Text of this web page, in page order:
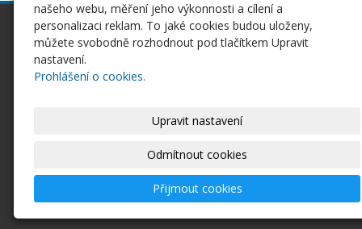
inPage
Webové stránky
Pro začátečníky
Seznámení s inPage
Webhosting
Hosting
Doména EU
Ostatní
našeho webu, měření jeho výkonnosti a cílení a
personalizaci reklam. To jaké cookies budou uloženy,
můžete svobodně rozhodnout pod tlačítkem Upravit
nastavení.
Prohlášení o cookies.
Upravit nastavení
Odmítnout cookies
Přijmout cookies